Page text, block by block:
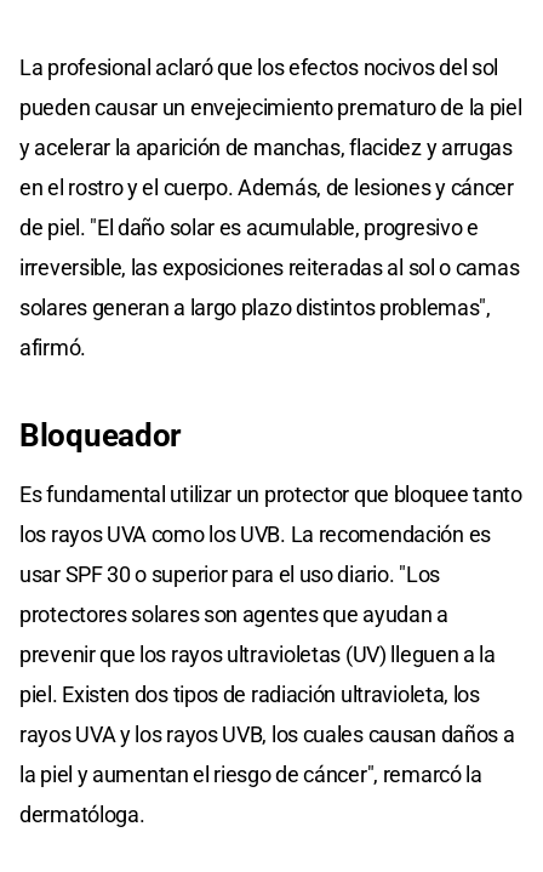
La profesional aclaró que los efectos nocivos del sol
pueden causar un envejecimiento prematuro de la piel
y acelerar la aparición de manchas, flacidez y arrugas
en el rostro y el cuerpo. Además, de lesiones y cáncer
de piel. "El daño solar es acumulable, progresivo e
irreversible, las exposiciones reiteradas al sol o camas
solares generan a largo plazo distintos problemas",
afirmó.
Bloqueador
Es fundamental utilizar un protector que bloquee tanto
los rayos UVA como los UVB. La recomendación es
usar SPF 30 o superior para el uso diario. "Los
protectores solares son agentes que ayudan a
prevenir que los rayos ultravioletas (UV) lleguen a la
piel. Existen dos tipos de radiación ultravioleta, los
rayos UVA y los rayos UVB, los cuales causan daños a
la piel y aumentan el riesgo de cáncer", remarcó la
dermatóloga.